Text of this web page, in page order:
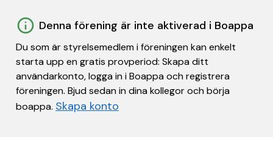
Denna förening är inte aktiverad i Boappa
Du som är styrelsemedlem i föreningen kan enkelt
starta upp en gratis provperiod: Skapa ditt
användarkonto, logga in i Boappa och registrera
föreningen. Bjud sedan in dina kollegor och börja
boappa. Skapa konto